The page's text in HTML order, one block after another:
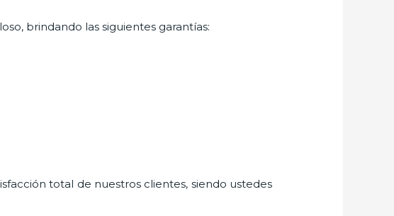
brindando las siguientes garantías:
total de nuestros clientes, siendo ustedes